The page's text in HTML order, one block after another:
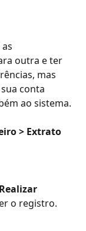
outra e ter
mas
conta
ao sistema.
> Extrato
o registro.